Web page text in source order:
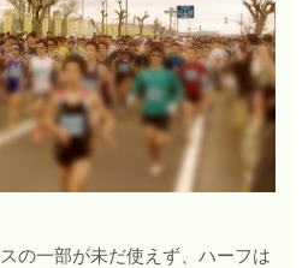
の一部が未だ使えず、ハーフは